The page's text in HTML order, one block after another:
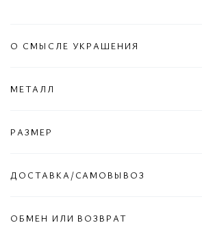
О СМЫСЛЕ УКРАШЕНИЯ
МЕТАЛЛ
РАЗМЕР
ДОСТАВКА/САМОВЫВОЗ
ОБМЕН ИЛИ ВОЗВРАТ